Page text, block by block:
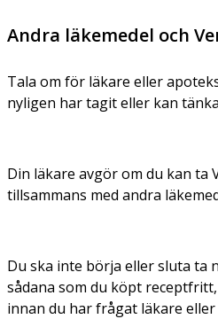
Andra läkemedel och
Tala om för läkare eller
nyligen har tagit eller kan
Din läkare avgör om du kan ta
tillsammans med andra
Du ska inte börja eller sluta ta
sådana som du köpt
innan du har frågat läkare